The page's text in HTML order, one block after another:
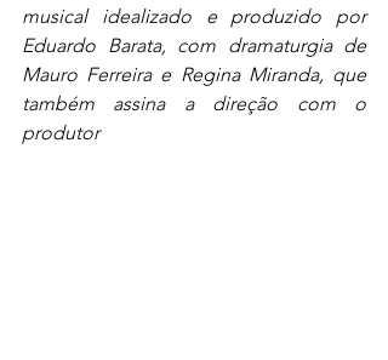
musical idealizado e produzido por
Eduardo Barata, com dramaturgia de
Mauro Ferreira e Regina Miranda, que
também assina a direção com o
produtor